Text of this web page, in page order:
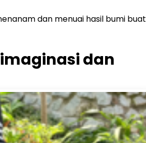
dan menuai hasil bumi buat
dan